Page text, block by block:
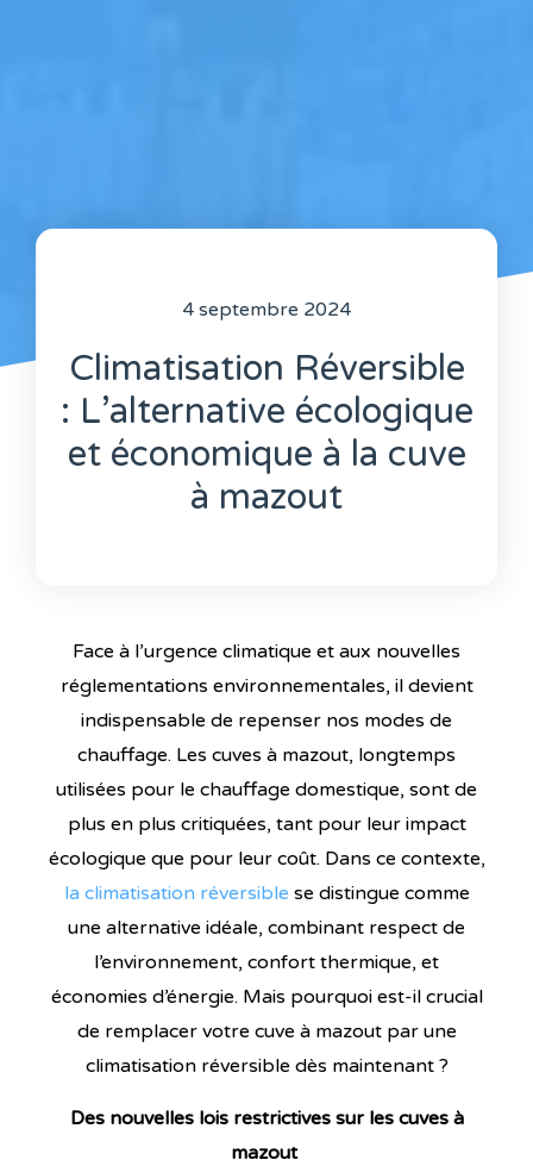
4 septembre 2024
Climatisation Réversible
: L’alternative écologique
et économique à la cuve
à mazout
Face à l’urgence climatique et aux nouvelles
réglementations environnementales, il devient
indispensable de repenser nos modes de
chauffage. Les cuves à mazout, longtemps
utilisées pour le chauffage domestique, sont de
plus en plus critiquées, tant pour leur impact
écologique que pour leur coût. Dans ce contexte,
la climatisation réversible se distingue comme
une alternative idéale, combinant respect de
l’environnement, confort thermique, et
économies d’énergie. Mais pourquoi est-il crucial
de remplacer votre cuve à mazout par une
climatisation réversible dès maintenant ?
Des nouvelles lois restrictives sur les cuves à
mazout